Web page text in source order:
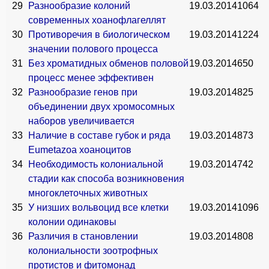
29
Разнообразие колоний
современных хоанофлагеллят
19.03.20141064
30
Противоречия в биологическом
значении полового процесса
19.03.20141224
31
Без хроматидных обменов половой
процесс менее эффективен
19.03.2014650
32
Разнообразие генов при
объединении двух хромосомных
наборов увеличивается
19.03.2014825
33
Наличие в составе губок и ряда
Eumetazoa хоаноцитов
19.03.2014873
34
Необходимость колониальной
стадии как способа возникновения
многоклеточных животных
19.03.2014742
35 У низших вольвоцид все клетки
колонии одинаковы
19.03.20141096
36
Различия в становлении
колониальности зоотрофных
протистов и фитомонад
19.03.2014808